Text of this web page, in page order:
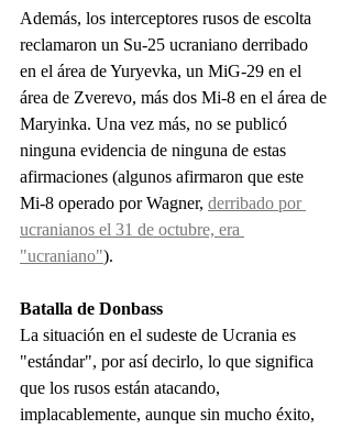
Además, los interceptores rusos de escolta
reclamaron un Su-25 ucraniano derribado
en el área de Yuryevka, un MiG-29 en el
área de Zverevo, más dos Mi-8 en el área de
Maryinka. Una vez más, no se publicó
ninguna evidencia de ninguna de estas
afirmaciones (algunos afirmaron que este
Mi-8 operado por Wagner, derribado por
ucranianos el 31 de octubre, era
"ucraniano").
Batalla de Donbass
La situación en el sudeste de Ucrania es
"estándar", por así decirlo, lo que significa
que los rusos están atacando,
implacablemente, aunque sin mucho éxito,